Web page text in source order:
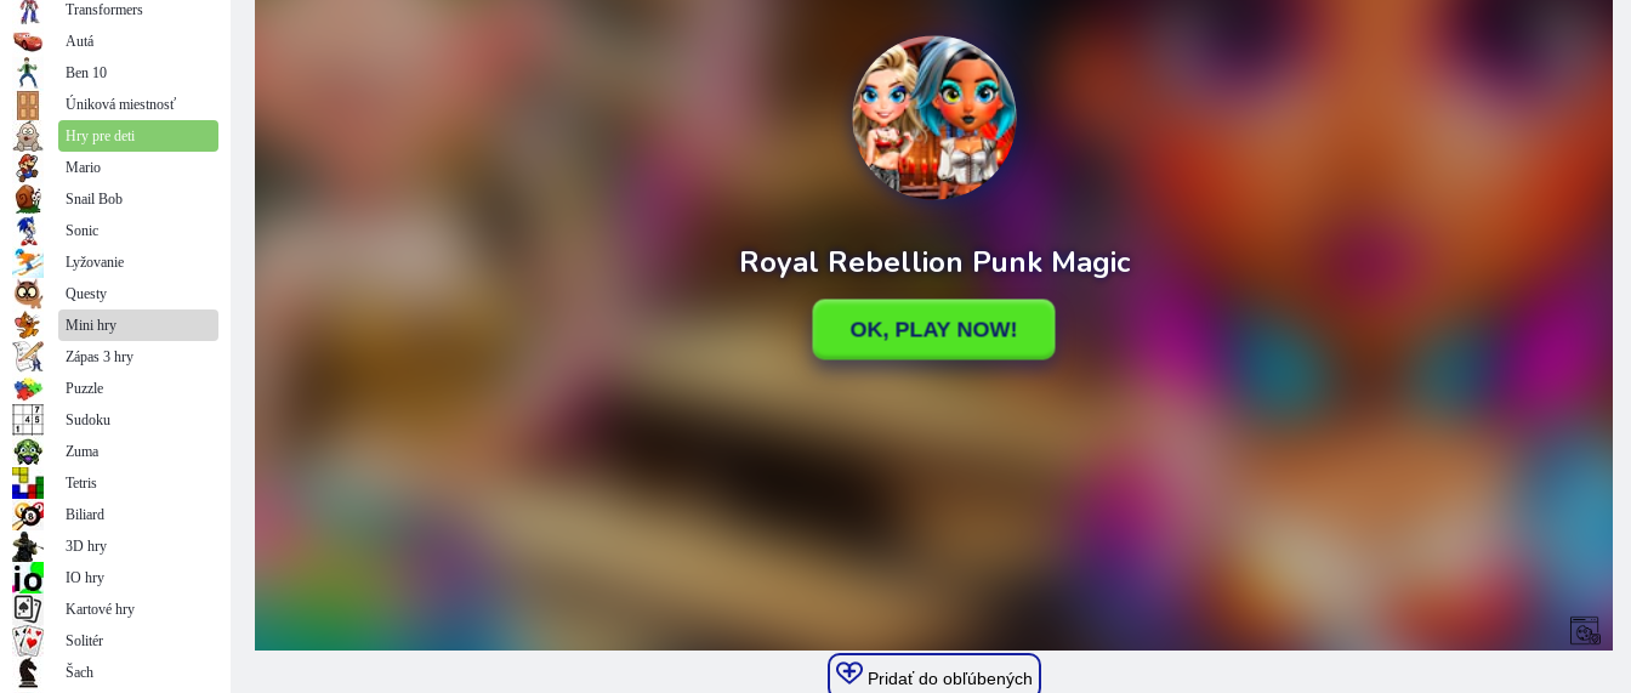
Pridať do obľúbených
Transformers
Autá
Ben 10
Úniková miestnosť
Hry pre deti
Mario
Snail Bob
Sonic
Lyžovanie
Questy
Mini hry
Zápas 3 hry
Puzzle
Sudoku
Zuma
Tetris
Biliard
3D hry
IO hry
Kartové hry
Solitér
Šach